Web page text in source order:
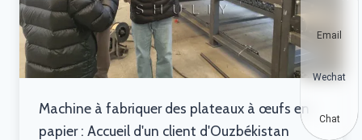
Machine à fabriquer des plateaux à œufs en
papier : Accueil d'un client d'Ouzbékistan
Email
Wechat
Chat